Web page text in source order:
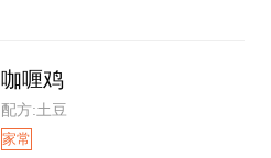
咖喱鸡
配方:土豆
家常